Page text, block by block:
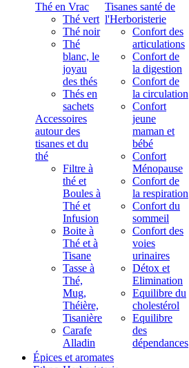
Thé en Vrac
Thé vert
Thé noir
Thé
blanc, le
joyau
des thés
Thés en
sachets
Accessoires
autour des
tisanes et du
thé
Filtre à
thé et
Boules à
Thé et
Infusion
Boite à
Thé et à
Tisane
Tasse à
Thé,
Mug,
Théière,
Tisanière
Carafe
Alladin
Tisanes santé de
l'Herboristerie
Confort des
articulations
Confort de
la digestion
Confort de
la circulation
Confort
jeune
maman et
bébé
Confort
Ménopause
Confort de
la respiration
Confort du
sommeil
Confort des
voies
urinaires
Détox et
Elimination
Equilibre du
cholestérol
Equilibre
des
dépendances
Épices et aromates